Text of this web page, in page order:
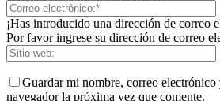
¡Has introducido una dirección de correo
Por favor ingrese su dirección de correo
Guardar mi nombre, correo electrónico
navegador la próxima vez que comente.